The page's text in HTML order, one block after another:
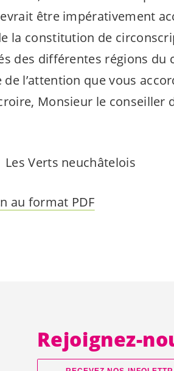
être impérativement
la constitution de
des différentes régions du
l’attention que vous
Monsieur le conseiller
Les Verts neuchâtelois
au format PDF
Rejoignez-